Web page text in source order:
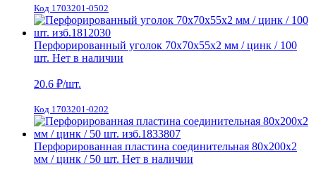
Код 1703201-0502
Перфорированный уголок 70х70х55х2 мм / цинк / 100
шт. Нет в наличии
20.6 ₽/шт.
Код 1703201-0202
Перфорированная пластина соединительная 80х200х2
мм / цинк / 50 шт. Нет в наличии